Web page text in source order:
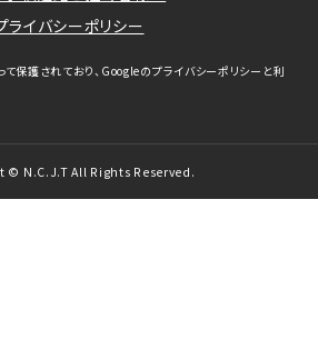
ライバシーポリシー
© N.C.J.T All Rights Reserved.
保護されており、Googleのプライバシーポリシー と利